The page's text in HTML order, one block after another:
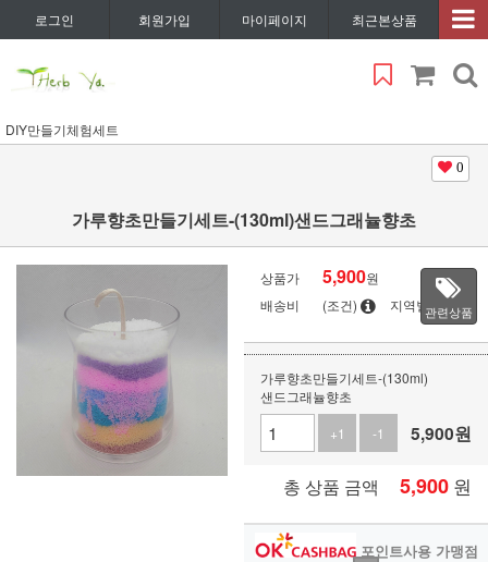
로그인 회원가입 마이페이지 최근본상품
DIY만들기체험세트
0
가루향초만들기세트-(130ml)샌드그래뉼향초
상품가 5,900원
배송비
(조건) 지역별관련상품
가루향초만들기세트-(130ml)
샌드그래뉼향초
+1
-1 5,900원
총 상품 금액 5,900 원
포인트사용 가맹점